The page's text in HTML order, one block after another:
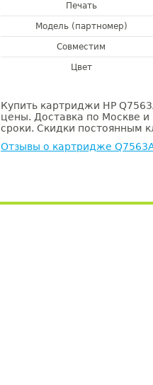
Печать
Модель (партномер)
Совместим
Цвет
Купить картриджи HP
цены. Доставка по Москве и
сроки. Скидки постоянным
Отзывы о картридже